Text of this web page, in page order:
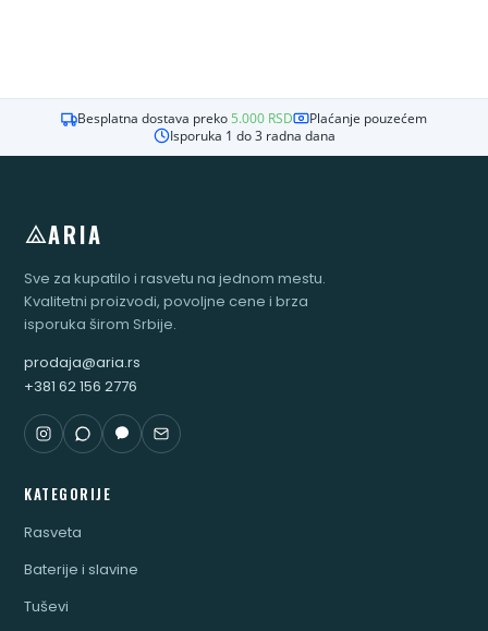
Besplatna dostava preko 5.000 RSD
Plaćanje pouzećem
Isporuka 1 do 3 radna dana
ARIA
Sve za kupatilo i rasvetu na jednom mestu.
Kvalitetni proizvodi, povoljne cene i brza
isporuka širom Srbije.
prodaja@aria.rs
+381 62 156 2776
KATEGORIJE
Rasveta
Baterije i slavine
Tuševi